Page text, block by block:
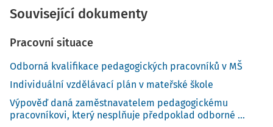
Související dokumenty
Pracovní situace
Odborná kvalifikace pedagogických pracovníků v MŠ
Individuální vzdělávací plán v mateřské škole
Výpověď daná zaměstnavatelem pedagogickému
pracovníkovi, který nesplňuje předpoklad odborné ...